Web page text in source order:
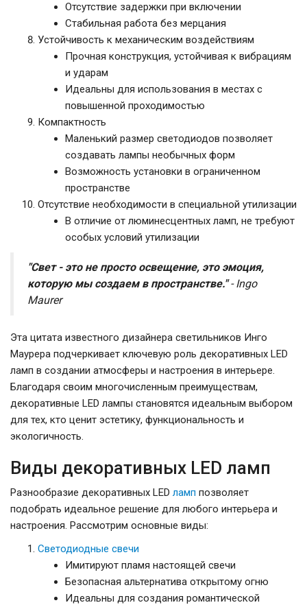
Отсутствие задержки при включении
Стабильная работа без мерцания
Устойчивость к механическим воздействиям
Прочная конструкция, устойчивая к вибрациям
и ударам
Идеальны для использования в местах с
повышенной проходимостью
Компактность
Маленький размер светодиодов позволяет
создавать лампы необычных форм
Возможность установки в ограниченном
пространстве
Отсутствие необходимости в специальной утилизации
В отличие от люминесцентных ламп, не требуют
особых условий утилизации
"Свет - это не просто освещение, это эмоция,
которую мы создаем в пространстве."- Ingo
Maurer
Эта цитата известного дизайнера светильников Инго
Маурера подчеркивает ключевую роль декоративных LED
ламп в создании атмосферы и настроения в интерьере.
Благодаря своим многочисленным преимуществам,
декоративные LED лампы становятся идеальным выбором
для тех, кто ценит эстетику, функциональность и
экологичность.
Виды декоративных LED ламп
Разнообразие декоративных LED ламп позволяет
подобрать идеальное решение для любого интерьера и
настроения. Рассмотрим основные виды:
Светодиодные свечи
Имитируют пламя настоящей свечи
Безопасная альтернатива открытому огню
Идеальны для создания романтической